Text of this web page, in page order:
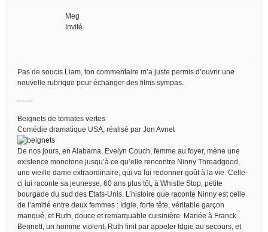
Meg
Invité
Pas de soucis Liam, ton commentaire m’a juste permis d’ouvrir une
nouvelle rubrique pour échanger des films sympas.
——
Beignets de tomates vertes
Comédie dramatique USA, réalisé par Jon Avnet
De nos jours, en Alabama, Evelyn Couch, femme au foyer, mène une
existence monotone jusqu’à ce qu’elle rencontre Ninny Threadgood,
une vieille dame extraordinaire, qui va lui redonner goût à la vie. Celle-
ci lui raconte sa jeunesse, 60 ans plus tôt, à Whistle Stop, petite
bourgade du sud des Etats-Unis. L’histoire que raconte Ninny est celle
de l’amitié entre deux femmes : Idgie, forte tête, véritable garçon
manqué, et Ruth, douce et remarquable cuisinière. Mariée à Franck
Bennett, un homme violent, Ruth finit par appeler Idgie au secours, et